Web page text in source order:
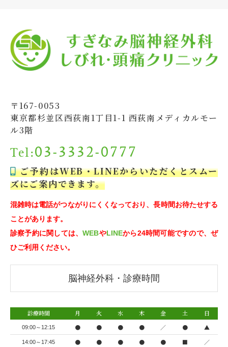
〒167-0053
東京都杉並区西荻南1丁目1-1 西荻南メディカルモー
ル3階
Tel:03-3332-0777
ご予約はWEB・LINEからいただくとスムー
ズにご案内できます。
混雑時は電話がつながりにくくなっており、長時間お待たせする
ことがあります。
診察予約に関しては、WEBやLINEから24時間可能ですので、ぜ
ひご利用ください。
脳神経外科・診療時間
診療時間 月 火 水 木 金 土 日
09:00～12:15 ● ● ● ● ／ ● ▲
14:00～17:45 ● ● ● ● ● ■ ／